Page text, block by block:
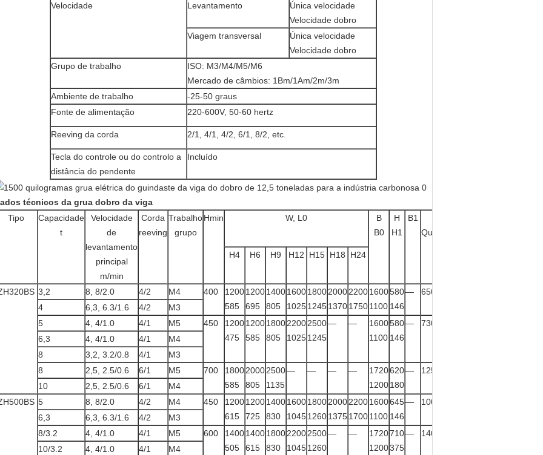
Velocidade
Levantamento
Única velocidade
Velocidade dobro
Viagem transversal
Única velocidade
Velocidade dobro
Grupo de trabalho
ISO: M3/M4/M5/M6
Mercado de câmbios: 1Bm/1Am/2m/3m
Ambiente de trabalho
-25-50 graus
Fonte de alimentação
220-600V, 50-60 hertz
Reeving da corda 2/1, 4/1, 4/2, 6/1, 8/2, etc.
Tecla do controle ou do controlo a
distância do pendente
Incluído
técnicos da grua dobro da viga
Tipo
Capacidade
t
Velocidade
de
levantamento
principal
m/min
Corda
reeving
Trabalho
grupo
Hmin W, L0
B
B0
H
H1
B1
Quilograma
H4 H6 H9 H12 H15 H18 H24
3,2 8, 8/2.0 4/2 M4 400
1200
585
1200
695
1400
805
1600
1025
1800
1245
2000
1370
2200
1750
1600
1100
580
146
—
650
4
6,3, 6.3/1.6 4/2
M3
5
4, 4/1.0 4/1 M5 450
1200
475
1200
585
1800
805
2200
1025
2500
1245
— —
1600
1100
580
146
—
730
6,3
4, 4/1.0 4/1
M4
8
3,2, 3.2/0.8 4/1
M3
8
2,5, 2.5/0.6 6/1 M5 700
1800
585
2000
805
2500
1135
— — — —
1720
1200
620
180
—
1250
10
2,5, 2.5/0.6 6/1
M4
5 8, 8/2.0 4/2 M4 450
1200
615
1200
725
1400
830
1600
1045
1800
1260
2000
1375
2200
1700
1600
1100
645
146
—
1000
6,3
6,3, 6.3/1.6 4/2
M3
8/3.2
4, 4/1.0 4/1 M5 600
1400
505
1400
615
1800
830
2200
1045
2500
1260
— —
1720
1200
710
375
—
1400
10/3.2
4, 4/1.0 4/1
M4